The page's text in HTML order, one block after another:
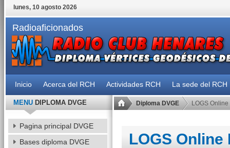
lunes, 10 agosto 2026
Radioaficionados
Inicio Acerca del RCH Actividades RCH La sede del RCH
Diploma DVGE LOGS Online
LOGS Online
MENUDIPLOMA DVGE
Pagina principal DVGE
Bases diploma DVGE